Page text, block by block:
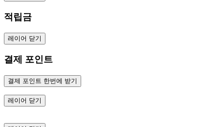
적립금
레이어 닫기
결제 포인트
결제 포인트 한번에 받기
레이어 닫기